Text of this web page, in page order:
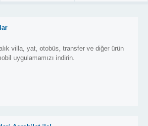
villa, yat, otobüs, transfer ve diğer ürün
uygulamamızı indirin.